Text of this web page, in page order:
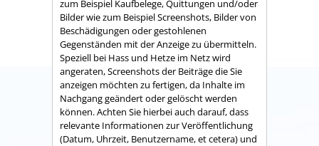
zum Beispiel Kaufbelege, Quittungen und/oder
Bilder wie zum Beispiel Screenshots, Bilder von
Beschädigungen oder gestohlenen
Gegenständen mit der Anzeige zu übermitteln.
Speziell bei Hass und Hetze im Netz wird
angeraten, Screenshots der Beiträge die Sie
anzeigen möchten zu fertigen, da Inhalte im
Nachgang geändert oder gelöscht werden
können. Achten Sie hierbei auch darauf, dass
relevante Informationen zur Veröffentlichung
(Datum, Uhrzeit, Benutzername, et cetera) und